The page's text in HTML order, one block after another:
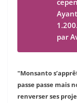
par
"Monsanto
passe passe mais
renverser ses